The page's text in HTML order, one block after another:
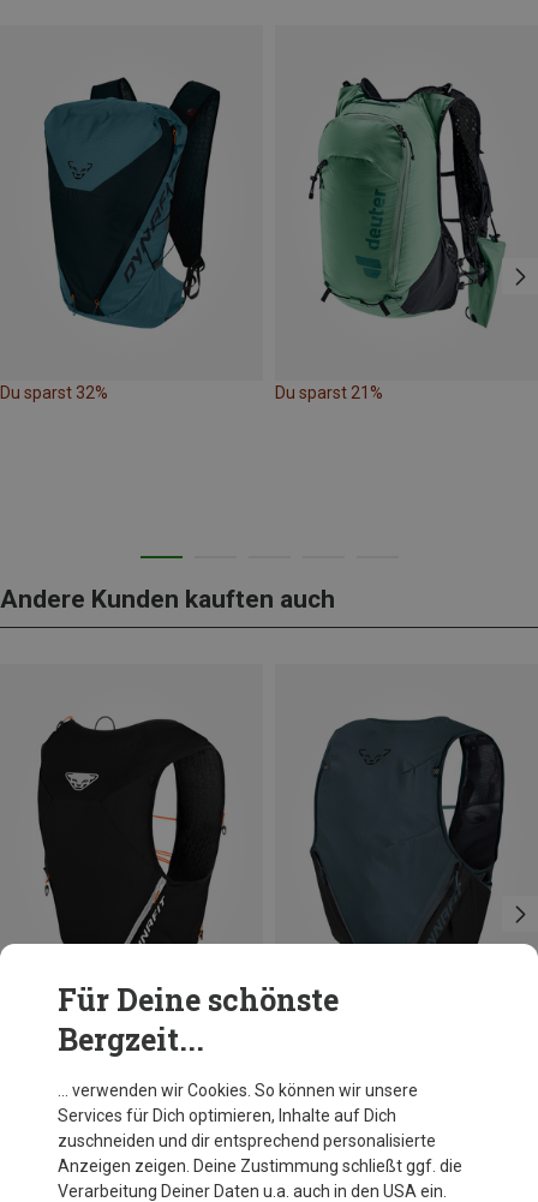
Du sparst 32% Du sparst 21%
Andere Kunden kauften auch
Du sparst 18%
Für Deine schönste
Bergzeit...
… verwenden wir Cookies. So können wir unsere
Services für Dich optimieren, Inhalte auf Dich
zuschneiden und dir entsprechend personalisierte
Anzeigen zeigen. Deine Zustimmung schließt ggf. die
Verarbeitung Deiner Daten u.a. auch in den USA ein.